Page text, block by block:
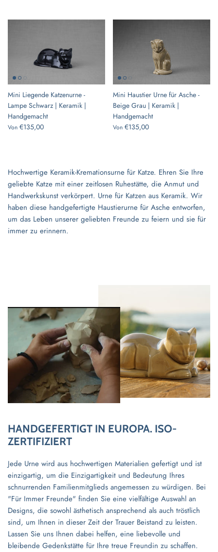
Mini Liegende Katzenurne -
Lampe Schwarz | Keramik |
Handgemacht
Von €135,00
Mini Haustier Urne für Asche -
Beige Grau | Keramik |
Handgemacht
Von €135,00
Hochwertige Keramik-Kremationsurne für Katze. Ehren Sie Ihre
geliebte Katze mit einer zeitlosen Ruhestätte, die Anmut und
Handwerkskunst verkörpert. Urne für Katzen aus Keramik. Wir
haben diese handgefertigte Haustierurne für Asche entworfen,
um das Leben unserer geliebten Freunde zu feiern und sie für
immer zu erinnern.
HANDGEFERTIGT IN EUROPA. ISO-
ZERTIFIZIERT
Jede Urne wird aus hochwertigen Materialien gefertigt und ist
einzigartig, um die Einzigartigkeit und Bedeutung Ihres
schnurrenden Familienmitglieds angemessen zu würdigen. Bei
"Für Immer Freunde" finden Sie eine vielfältige Auswahl an
Designs, die sowohl ästhetisch ansprechend als auch tröstlich
sind, um Ihnen in dieser Zeit der Trauer Beistand zu leisten.
Lassen Sie uns Ihnen dabei helfen, eine liebevolle und
bleibende Gedenkstätte für Ihre treue Freundin zu schaffen.